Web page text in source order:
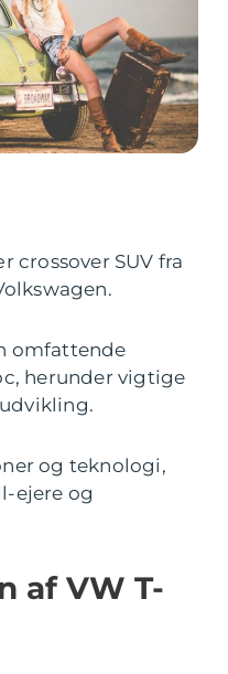
crossover SUV fra
omfattende
herunder vigtige
og teknologi,
ejere og
af VW T-